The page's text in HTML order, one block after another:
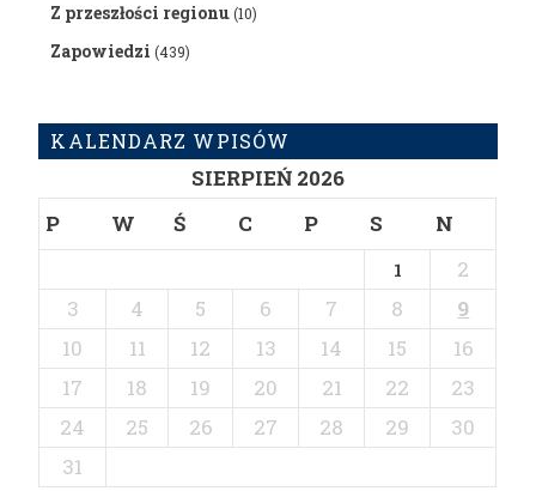
Z przeszłości regionu(10)
Zapowiedzi (439)
KALENDARZ WPISÓW
SIERPIEŃ 2026
P
W Ś C P S N
1
2
3
4 5 6 7 8
9
10
11 12 13 14 15
16
17
18 19 20 21 22
23
24
25 26 27 28 29
30
31